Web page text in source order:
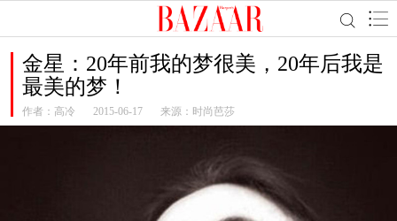
金星：20年前我的梦很美，20年后我是
最美的梦！
作者： 高冷 2015-06-17 来源：时尚芭莎